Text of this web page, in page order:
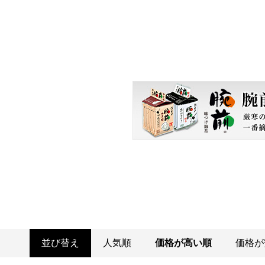
並び替え 人気順 価格が高い順 価格